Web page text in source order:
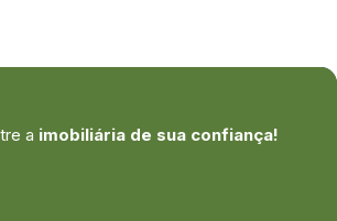
a imobiliária de sua confiança!